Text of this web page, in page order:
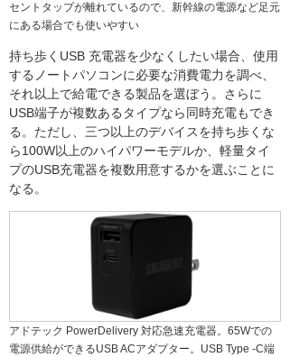
セントタップが離れているので、新幹線の電源など足元
にある場合でも使いやすい
持ち歩くUSB 充電器を少なくしたい場合、使用
するノートパソコンに必要な消費電力を調べ、
それ以上で給電できる製品を選ぼう。さらに
USB端子が複数あるタイプなら同時充電もでき
る。ただし、三つ以上のデバイスを持ち歩くな
ら100W以上のハイパワーモデルか、軽量タイ
プのUSB充電器を複数用意するかを選ぶことに
なる。
アドテック PowerDelivery 対応急速充電器。65Wでの
電源供給ができるUSB ACアダプター。USB Type -C端